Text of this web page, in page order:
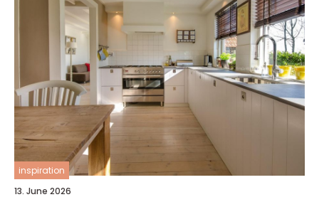
inspiration
13. June 2026